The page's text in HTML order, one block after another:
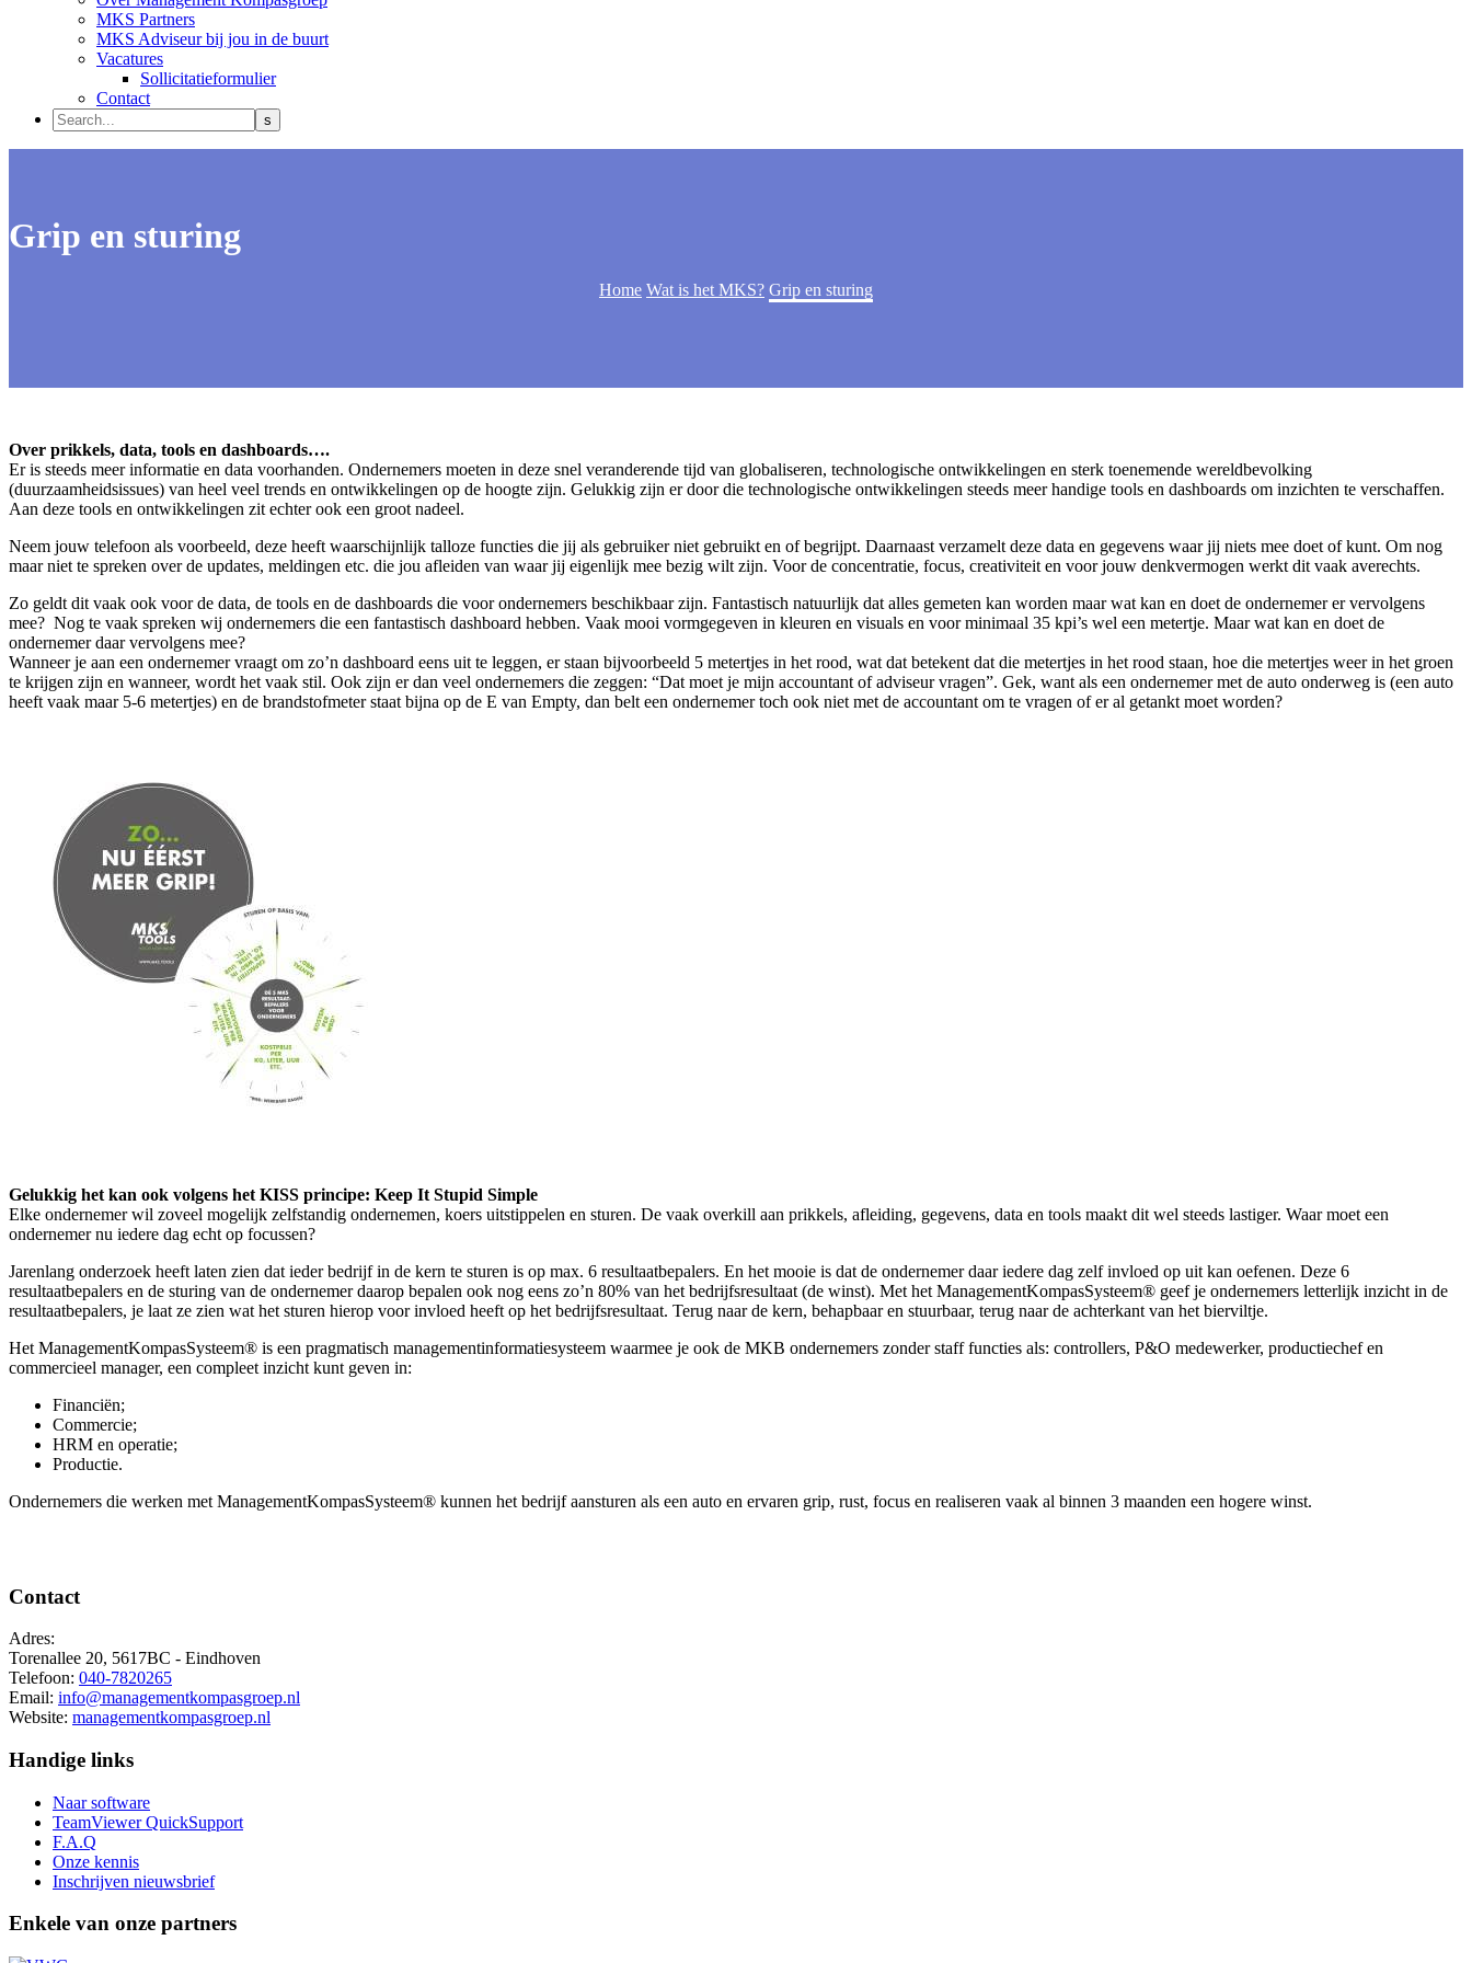
MKS Partners
MKS Adviseur bij jou in de buurt
Vacatures
Sollicitatieformulier
Contact
Grip en sturing
Home Wat is het MKS? Grip en sturing
Over prikkels, data, tools en dashboards….
Er is steeds meer informatie en data voorhanden. Ondernemers moeten in deze snel veranderende tijd van globaliseren, technologische ontwikkelingen en sterk toenemende wereldbevolking
(duurzaamheidsissues) van heel veel trends en ontwikkelingen op de hoogte zijn. Gelukkig zijn er door die technologische ontwikkelingen steeds meer handige tools en dashboards om inzichten te verschaffen.
Aan deze tools en ontwikkelingen zit echter ook een groot nadeel.
Neem jouw telefoon als voorbeeld, deze heeft waarschijnlijk talloze functies die jij als gebruiker niet gebruikt en of begrijpt. Daarnaast verzamelt deze data en gegevens waar jij niets mee doet of kunt. Om nog
maar niet te spreken over de updates, meldingen etc. die jou afleiden van waar jij eigenlijk mee bezig wilt zijn. Voor de concentratie, focus, creativiteit en voor jouw denkvermogen werkt dit vaak averechts.
Zo geldt dit vaak ook voor de data, de tools en de dashboards die voor ondernemers beschikbaar zijn. Fantastisch natuurlijk dat alles gemeten kan worden maar wat kan en doet de ondernemer er vervolgens
mee? Nog te vaak spreken wij ondernemers die een fantastisch dashboard hebben. Vaak mooi vormgegeven in kleuren en visuals en voor minimaal 35 kpi’s wel een metertje. Maar wat kan en doet de
ondernemer daar vervolgens mee?
Wanneer je aan een ondernemer vraagt om zo’n dashboard eens uit te leggen, er staan bijvoorbeeld 5 metertjes in het rood, wat dat betekent dat die metertjes in het rood staan, hoe die metertjes weer in het groen
te krijgen zijn en wanneer, wordt het vaak stil. Ook zijn er dan veel ondernemers die zeggen: “Dat moet je mijn accountant of adviseur vragen”. Gek, want als een ondernemer met de auto onderweg is (een auto
heeft vaak maar 5-6 metertjes) en de brandstofmeter staat bijna op de E van Empty, dan belt een ondernemer toch ook niet met de accountant om te vragen of er al getankt moet worden?
Gelukkig het kan ook volgens het KISS principe: Keep It Stupid Simple
Elke ondernemer wil zoveel mogelijk zelfstandig ondernemen, koers uitstippelen en sturen. De vaak overkill aan prikkels, afleiding, gegevens, data en tools maakt dit wel steeds lastiger. Waar moet een
ondernemer nu iedere dag echt op focussen?
Jarenlang onderzoek heeft laten zien dat ieder bedrijf in de kern te sturen is op max. 6 resultaatbepalers. En het mooie is dat de ondernemer daar iedere dag zelf invloed op uit kan oefenen. Deze 6
resultaatbepalers en de sturing van de ondernemer daarop bepalen ook nog eens zo’n 80% van het bedrijfsresultaat (de winst). Met het ManagementKompasSysteem® geef je ondernemers letterlijk inzicht in de
resultaatbepalers, je laat ze zien wat het sturen hierop voor invloed heeft op het bedrijfsresultaat. Terug naar de kern, behapbaar en stuurbaar, terug naar de achterkant van het bierviltje.
Het ManagementKompasSysteem® is een pragmatisch managementinformatiesysteem waarmee je ook de MKB ondernemers zonder staff functies als: controllers, P&O medewerker, productiechef en
commercieel manager, een compleet inzicht kunt geven in:
Financiën;
Commercie;
HRM en operatie;
Productie.
Ondernemers die werken met ManagementKompasSysteem® kunnen het bedrijf aansturen als een auto en ervaren grip, rust, focus en realiseren vaak al binnen 3 maanden een hogere winst.
Contact
Adres:
Torenallee 20, 5617BC - Eindhoven
Telefoon: 040-7820265
Email: info@managementkompasgroep.nl
Website: managementkompasgroep.nl
Handige links
Naar software
TeamViewer QuickSupport
F.A.Q
Onze kennis
Inschrijven nieuwsbrief
Enkele van onze partners